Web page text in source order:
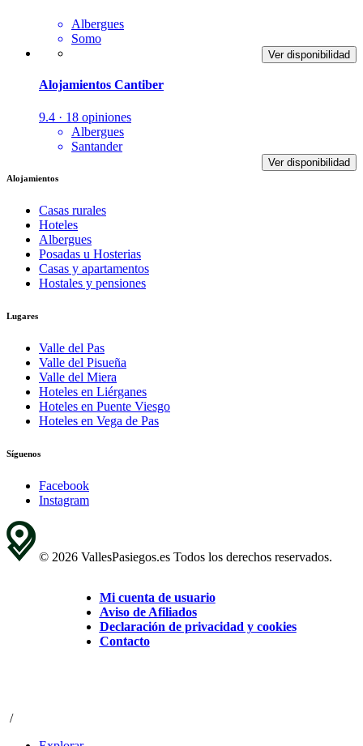
Albergues
Somo
Ver disponibilidad
Alojamientos Cantiber
9.4 · 18 opiniones
Albergues
Santander
Ver disponibilidad
Alojamientos
Casas rurales
Hoteles
Albergues
Posadas u Hosterias
Casas y apartamentos
Hostales y pensiones
Lugares
Valle del Pas
Valle del Pisueña
Valle del Miera
Hoteles en Liérganes
Hoteles en Puente Viesgo
Hoteles en Vega de Pas
Síguenos
Facebook
Instagram
© 2026 VallesPasiegos.es Todos los derechos reservados.
Mi cuenta de usuario
Aviso de Afiliados
Declaración de privacidad y cookies
Contacto
/